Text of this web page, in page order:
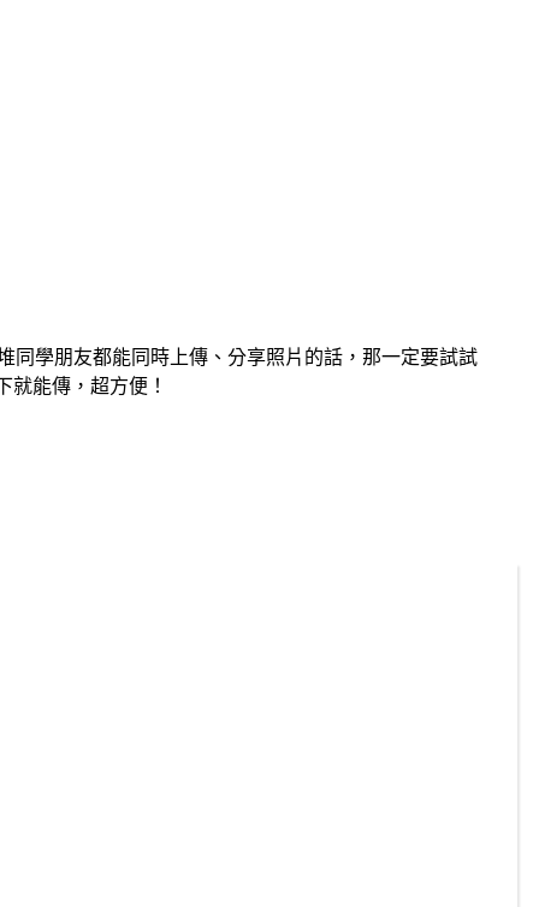
同學朋友都能同時上傳、分享照片的話，那一定要試試
就能傳，超方便！